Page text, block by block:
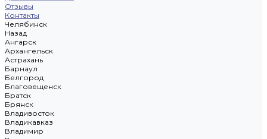
Отзывы
Контакты
Челябинск
Назад
Ангарск
Архангельск
Астрахань
Барнаул
Белгород
Благовещенск
Братск
Брянск
Владивосток
Владикавказ
Владимир